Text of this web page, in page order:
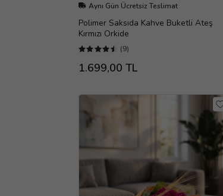
Aynı Gün Ücretsiz Teslimat
Polimer Saksıda Kahve Buketli Ateş
Kırmızı Orkide
(9)
1.699,00 TL